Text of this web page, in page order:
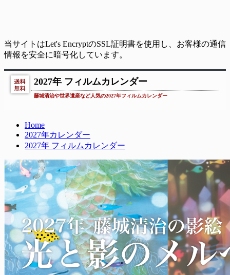
当サイトはLet's EncryptのSSL証明書を使用し、お客様の通信
情報を安全に暗号化しています。
2027年 フィルムカレンダー
藤城清治や世界遺産など人気の2027年フィルムカレンダー
Home
2027年カレンダー
2027年 フィルムカレンダー